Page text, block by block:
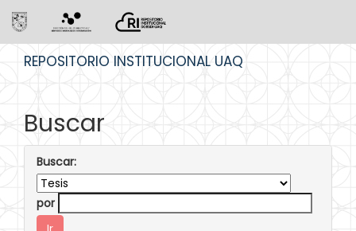
REPOSITORIO INSTITUCIONAL UAQ
Buscar
Buscar:
por